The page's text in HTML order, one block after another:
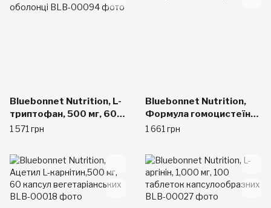
Bluebonnet Nutrition, L-
триптофан, 500 мг, 60
капсул у рослинній
1 571 грн
Bluebonnet Nutrition,
Формула гомоцистеїну,
120 капсул
1 661 грн